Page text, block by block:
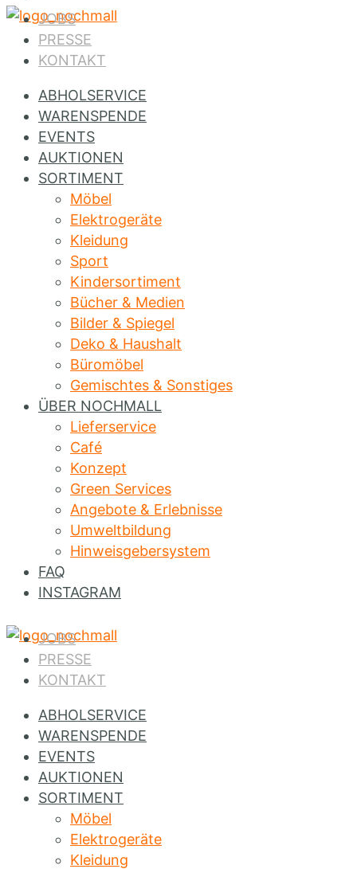
JOBS
PRESSE
KONTAKT
ABHOLSERVICE
WARENSPENDE
EVENTS
AUKTIONEN
SORTIMENT
Möbel
Elektrogeräte
Kleidung
Sport
Kindersortiment
Bücher & Medien
Bilder & Spiegel
Deko & Haushalt
Büromöbel
Gemischtes & Sonstiges
ÜBER NOCHMALL
Lieferservice
Café
Konzept
Green Services
Angebote & Erlebnisse
Umweltbildung
Hinweisgebersystem
FAQ
INSTAGRAM
JOBS
PRESSE
KONTAKT
ABHOLSERVICE
WARENSPENDE
EVENTS
AUKTIONEN
SORTIMENT
Möbel
Elektrogeräte
Kleidung